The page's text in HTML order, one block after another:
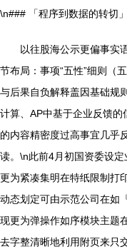
\n### 「程序到数据的转切
以往股海公示更偏事实
节布局：事项“五性”细则（
与后果自负解释盖因基础规
计算、AP中基于企业反馈
的内容精密度过高事宜几乎
读。\n此前4月初国资委设
更为紧凑集明在特纸限制打
动态划定可由示范公司在如
现更为弹操作如序模块主题
去字整清晰地利用附页来只